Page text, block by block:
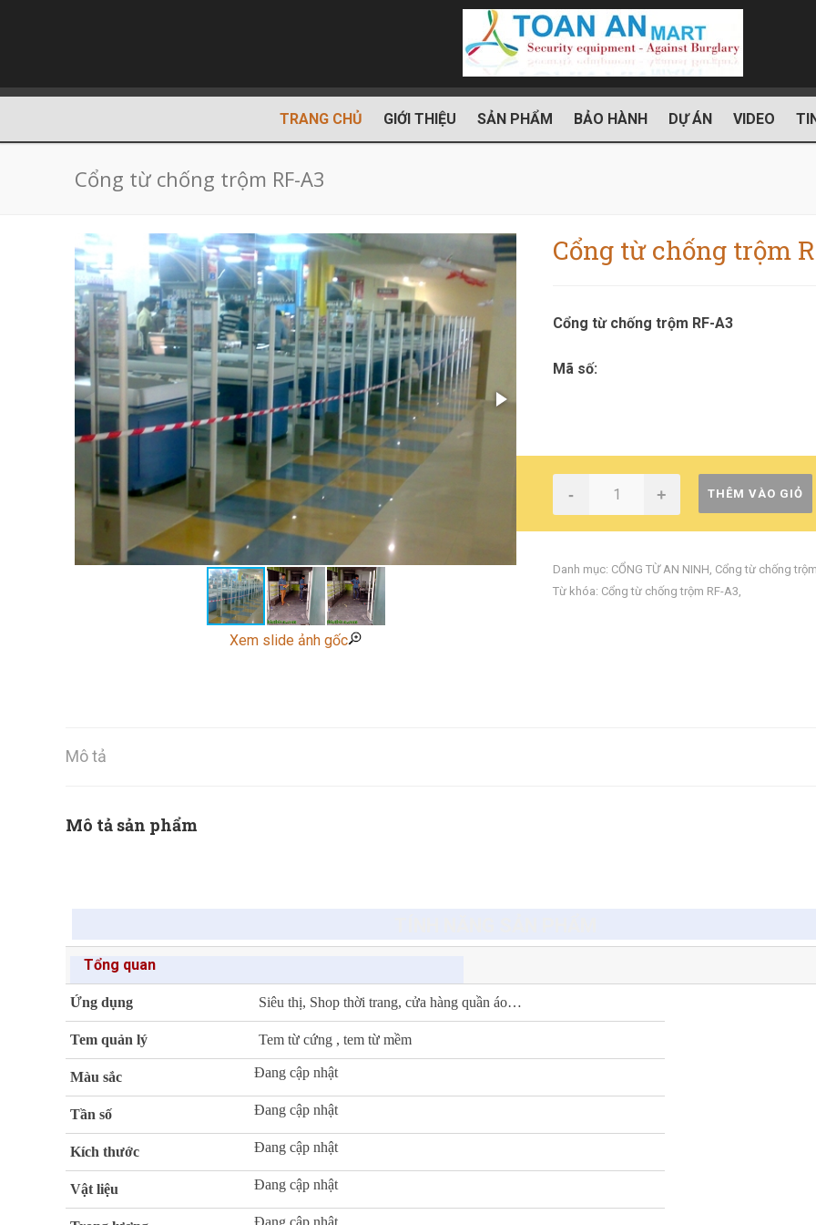
TRANG CHỦ GIỚI THIỆU SẢN PHẨM BẢO HÀNH DỰ ÁN VIDEO
Cổng từ chống trộm RF-A3
Xem slide ảnh gốc
Cổng từ chống trộm
Cổng từ chống trộm RF-A3
Mã số:
- + THÊM VÀO GIỎ
Danh mục: CỔNG TỪ AN NINH, Cổng từ chống
Từ khóa: Cổng từ chống trộm RF-A3,
Mô tả
Mô tả sản phẩm
Tổng quan
Ứng dụng Siêu thị, Shop thời trang, cửa hàng quần áo…
Tem quản lý Tem từ cứng , tem từ mềm
Màu sắc Đang cập nhật
Tần số Đang cập nhật
Kích thước Đang cập nhật
Vật liệu Đang cập nhật
Đang cập nhật